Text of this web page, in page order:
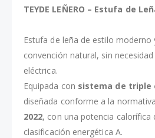
TEYDE LEÑERO – Estufa de
Estufa de leña de estilo
convención natural, sin
eléctrica.
Equipada con sistema de triple
diseñada conforme a la
2022, con una potencia calorífica
clasificación energética A.